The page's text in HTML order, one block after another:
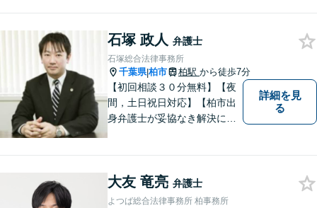
石塚 政人 弁護士
石塚総合法律事務所
千葉県|柏市 柏駅 から徒歩7分
【初回相談３０分無料】【夜
間，土日祝日対応】【柏市出
身弁護士が妥協なき解決に尽
供いたします。
詳細を見
る
大友 竜亮 弁護士
よつば総合法律事務所 柏事務所